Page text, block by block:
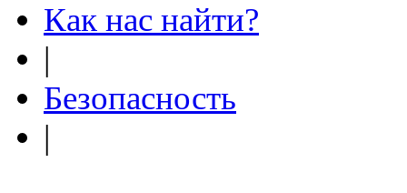
Как нас найти?
|
Безопасность
|